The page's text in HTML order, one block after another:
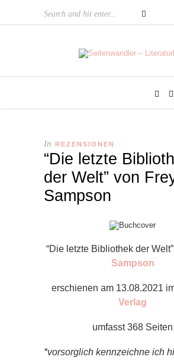
In REZENSIONEN
“Die letzte
der Welt” von
Sampson
“Die letzte Bibliothek der
Sampson
erschienen am 13.08.2021
Verlag
umfasst 368 Seiten
*vorsorglich kennzeichne ich